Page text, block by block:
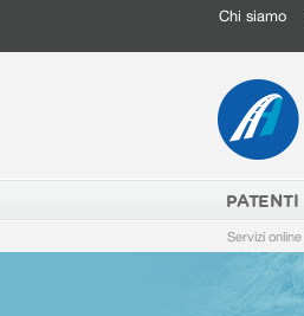
Chi siamo
PATENTI
Servizi online